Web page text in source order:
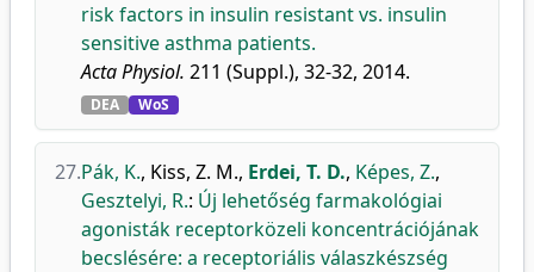
risk factors in insulin resistant vs. insulin
sensitive asthma patients.
Acta Physiol. 211 (Suppl.), 32-32, 2014.
DEA WoS
27.Pák, K., Kiss, Z. M., Erdei, T. D., Képes, Z.,
Gesztelyi, R.: Új lehetőség farmakológiai
agonisták receptorközeli koncentrációjának
becslésére: a receptoriális válaszkészség